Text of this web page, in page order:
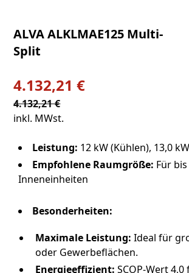
ALVA ALKLMAE125 Multi-
Split
4.132,21 €
4.132,21 €
inkl. MWst.
Leistung: 12 kW (Kühlen), 13,0
Empfohlene Raumgröße: Für
Inneneinheiten
Besonderheiten:
Maximale Leistung: Ideal für
oder Gewerbeflächen.
Energieeffizient: SCOP-Wert